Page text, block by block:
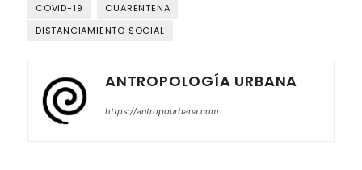
COVID-19
CUARENTENA
DISTANCIAMIENTO SOCIAL
ANTROPOLOGÍA URBANA
https://antropourbana.com